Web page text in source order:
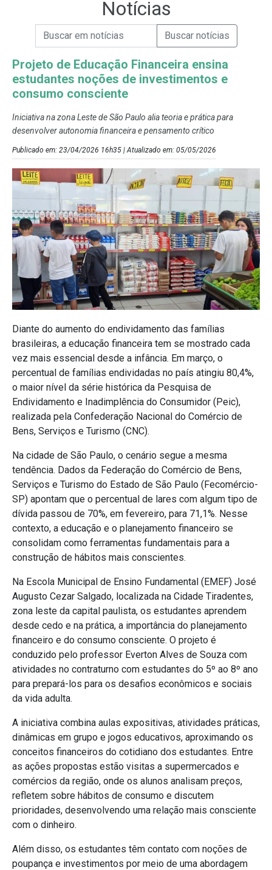
Notícias
Campo de Busca de Notícias
Campo de Busca de informaçõesEnviar a Busca de Notícias
Projeto de Educação Financeira ensina
estudantes noções de investimentos e
consumo consciente
Iniciativa na zona Leste de São Paulo alia teoria e prática para
desenvolver autonomia financeira e pensamento crítico
Publicado em: 23/04/2026 16h35 | Atualizado em: 05/05/2026
Diante do aumento do endividamento das famílias
brasileiras, a educação financeira tem se mostrado cada
vez mais essencial desde a infância. Em março, o
percentual de famílias endividadas no país atingiu 80,4%,
o maior nível da série histórica da Pesquisa de
Endividamento e Inadimplência do Consumidor (Peic),
realizada pela Confederação Nacional do Comércio de
Bens, Serviços e Turismo (CNC).
Na cidade de São Paulo, o cenário segue a mesma
tendência. Dados da Federação do Comércio de Bens,
Serviços e Turismo do Estado de São Paulo (Fecomércio-
SP) apontam que o percentual de lares com algum tipo de
dívida passou de 70%, em fevereiro, para 71,1%. Nesse
contexto, a educação e o planejamento financeiro se
consolidam como ferramentas fundamentais para a
construção de hábitos mais conscientes.
Na Escola Municipal de Ensino Fundamental (EMEF) José
Augusto Cezar Salgado, localizada na Cidade Tiradentes,
zona leste da capital paulista, os estudantes aprendem
desde cedo e na prática, a importância do planejamento
financeiro e do consumo consciente. O projeto é
conduzido pelo professor Everton Alves de Souza com
atividades no contraturno com estudantes do 5º ao 8º ano
para prepará-los para os desafios econômicos e sociais
da vida adulta.
A iniciativa combina aulas expositivas, atividades práticas,
dinâmicas em grupo e jogos educativos, aproximando os
conceitos financeiros do cotidiano dos estudantes. Entre
as ações propostas estão visitas a supermercados e
comércios da região, onde os alunos analisam preços,
refletem sobre hábitos de consumo e discutem
prioridades, desenvolvendo uma relação mais consciente
com o dinheiro.
Além disso, os estudantes têm contato com noções de
poupança e investimentos por meio de uma abordagem